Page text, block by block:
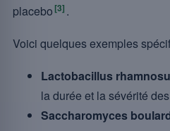
placebo [3] .
Voici quelques exemples
Lactobacillus
la durée et la sévérité
Saccharomyces